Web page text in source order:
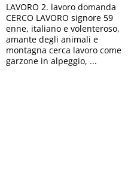
LAVORO 2. lavoro domanda
CERCO LAVORO signore 59
enne, italiano e volenteroso,
amante degli animali e
montagna cerca lavoro come
garzone in alpeggio, ...